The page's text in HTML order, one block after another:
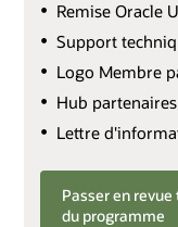
Remise Oracle
Support
Logo Membre
Hub partenaires
Lettre
Passer en
du programme